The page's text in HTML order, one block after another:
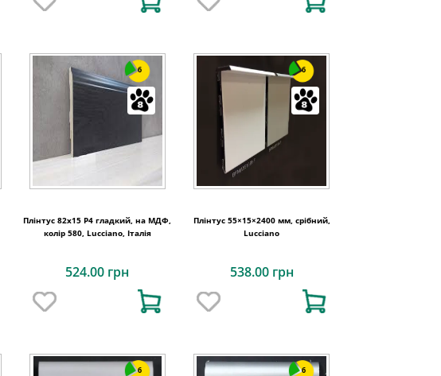
6
Плінтус 82х15 P4 гладкий, на МДФ,
колір 580, Lucciano, Італія
524.00 грн
6
Плінтус 55×15×2400 мм, срібний,
Lucciano
538.00 грн
6 6